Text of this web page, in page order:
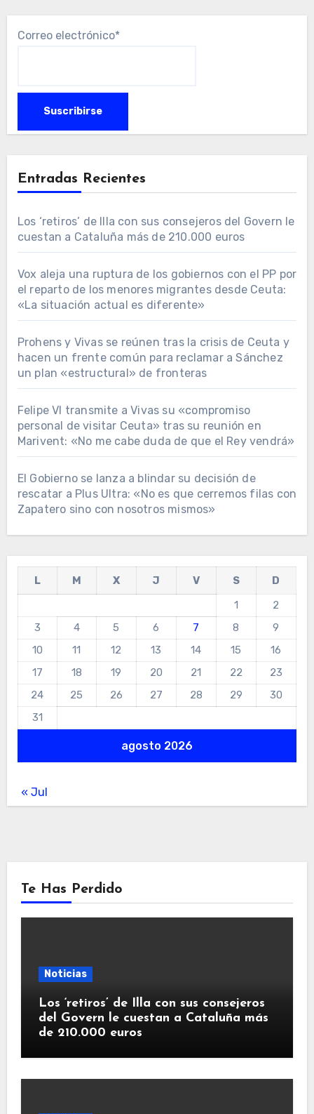
Correo electrónico*
Entradas Recientes
Los ‘retiros’ de Illa con sus consejeros del Govern le
cuestan a Cataluña más de 210.000 euros
Vox aleja una ruptura de los gobiernos con el PP por
el reparto de los menores migrantes desde Ceuta:
«La situación actual es diferente»
Prohens y Vivas se reúnen tras la crisis de Ceuta y
hacen un frente común para reclamar a Sánchez
un plan «estructural» de fronteras
Felipe VI transmite a Vivas su «compromiso
personal de visitar Ceuta» tras su reunión en
Marivent: «No me cabe duda de que el Rey vendrá»
El Gobierno se lanza a blindar su decisión de
rescatar a Plus Ultra: «No es que cerremos filas con
Zapatero sino con nosotros mismos»
agosto 2026
L M X J V S
D
1
2
3
4 5 6 7 8
9
10
11 12 13 14 15
16
17
18 19 20 21 22
23
24
25 26 27 28 29
30
31
« Jul
Te Has Perdido
Noticias
Los ‘retiros’ de Illa con sus consejeros
del Govern le cuestan a Cataluña más
de 210.000 euros